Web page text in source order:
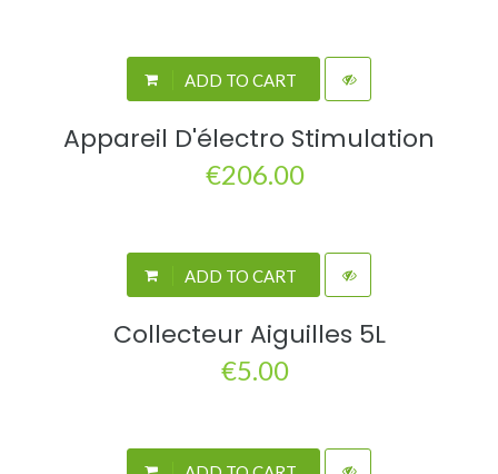
ADD TO CART
Appareil D'électro Stimulation
€206.00
ADD TO CART
Collecteur Aiguilles 5L
€5.00